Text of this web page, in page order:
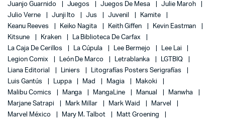
Juanjo Guarnido
Juegos Juegos De Mesa
Julie Maroh
Julio Verne
Junji Ito Jus Juvenil
Kamite
Keanu Reeves
Keiko Nagita Keith Giffen
Kevin Eastman
Kitsune
Kraken
La Biblioteca De Carfax
La Caja De Cerillos
La Cúpula Lee Bermejo
Lee Lai
Legion Comix
León De Marco Letrablanka
LGTBIQ
Liana Editorial
Liniers
Litografías Posters Serigrafías
Luis Gantús
Luppa Mad Magia
Makoki
Malibu Comics
Manga MangaLine Manual
Manwha
Marjane Satrapi
Mark Millar Mark Waid
Marvel
Marvel México
Mary M. Talbot
Matt Groening